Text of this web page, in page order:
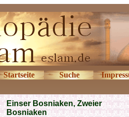
Startseite Suche
Einser Bosniaken, Zweier
Bosniaken